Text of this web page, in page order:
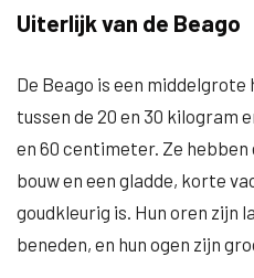
Uiterlijk van de Beago
De Beago is een
tussen de 20 en 30 kilogram
en 60 centimeter. Ze
bouw en een gladde, korte
goudkleurig is. Hun oren zijn
beneden, en hun ogen zijn